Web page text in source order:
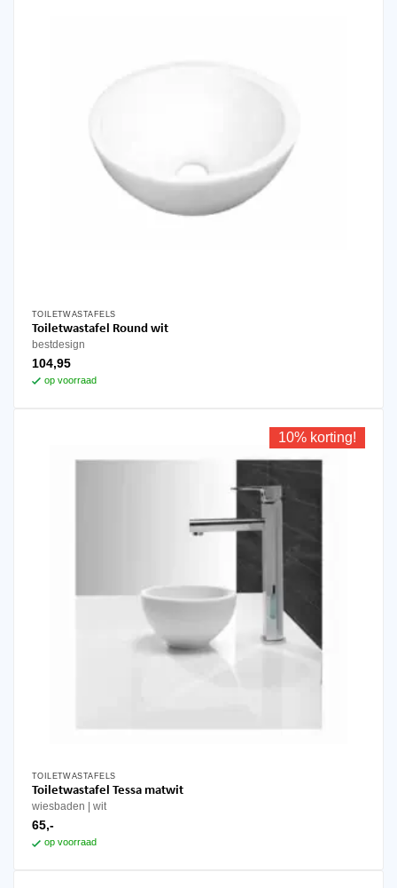
TOILETWASTAFELS
Toiletwastafel Round wit
bestdesign
104,95
op voorraad
10% korting!
TOILETWASTAFELS
Toiletwastafel Tessa matwit
wiesbaden wit
65,-
op voorraad